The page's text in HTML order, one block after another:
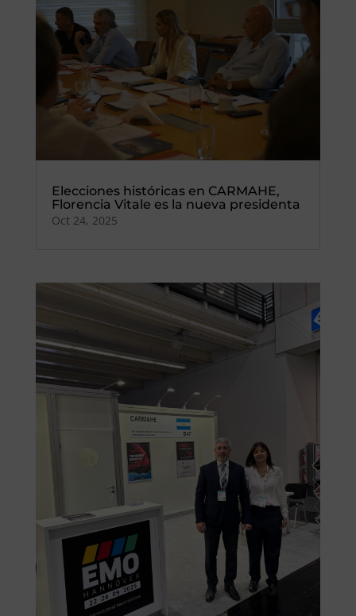
Elecciones históricas en CARMAHE,
Florencia Vitale es la nueva presidenta
Oct 24, 2025